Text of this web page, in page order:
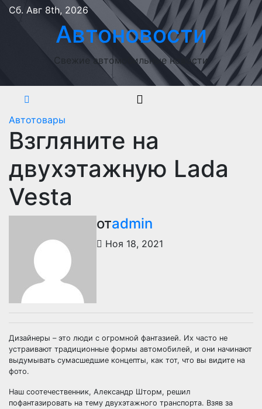
Перейти
содержимому
Сб. Авг 8th, 2026
Автоновости
Свежие автомобильные новости
Автотовары
Взгляните на
двухэтажную Lada
Vesta
отadmin
Ноя 18, 2021
Дизайнеры – это люди с огромной фантазией. Их часто не
устраивают традиционные формы автомобилей, и они начинают
выдумывать сумасшедшие концепты, как тот, что вы видите на
фото.
Наш соотечественник, Александр Шторм, решил
пофантазировать на тему двухэтажного транспорта. Взяв за